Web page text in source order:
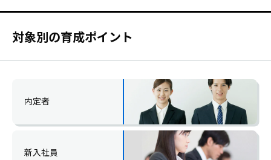
対象別の育成ポイント
内定者
新入社員